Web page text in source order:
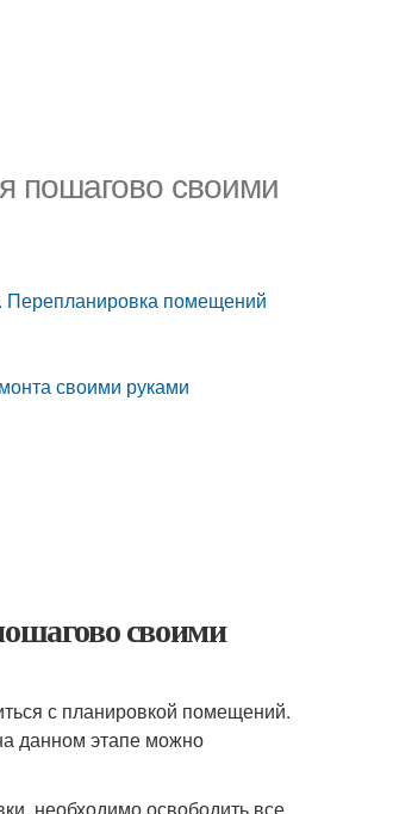
пошагово своими
Перепланировка помещений
своими руками
своими
с планировкой помещений.
данном этапе можно